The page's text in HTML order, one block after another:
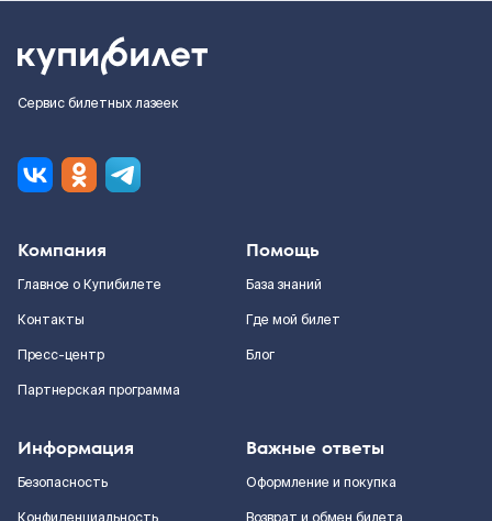
Сервис билетных лазеек
Компания
Главное о Купибилете
Контакты
Пресс-центр
Партнерская программа
Помощь
База знаний
Где мой билет
Блог
Информация
Безопасность
Важные ответы
Оформление и покупка